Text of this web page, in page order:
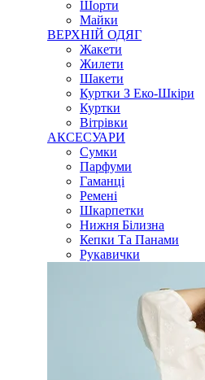
Шорти
Майки
ВЕРХНІЙ ОДЯГ
Жакети
Жилети
Шакети
Куртки З Еко-Шкіри
Куртки
Вітрівки
АКСЕСУАРИ
Сумки
Парфуми
Гаманці
Ремені
Шкарпетки
Нижня Білизна
Кепки Та Панами
Рукавички